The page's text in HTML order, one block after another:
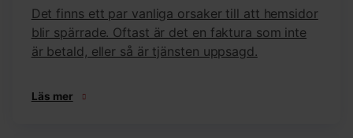
Det finns ett par vanliga orsaker till att hemsidor
blir spärrade. Oftast är det en faktura som inte
är betald, eller så är tjänsten uppsagd.
Läs mer